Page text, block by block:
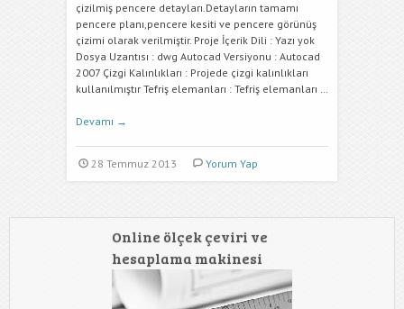
çizilmiş pencere detayları.Detayların tamamı
pencere planı,pencere kesiti ve pencere görünüş
çizimi olarak verilmiştir. Proje İçerik Dili : Yazı yok
Dosya Uzantısı : dwg Autocad Versiyonu : Autocad
2007 Çizgi Kalınlıkları : Projede çizgi kalınlıkları
kullanılmıştır Tefriş elemanları : Tefriş elemanları …
Devamı →
28 Temmuz 2013 Yorum Yap
Online ölçek çeviri ve
hesaplama makinesi